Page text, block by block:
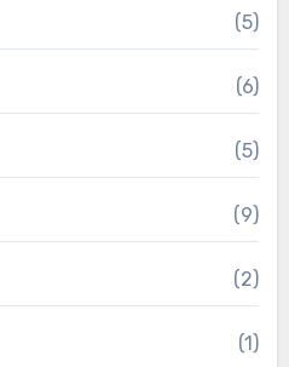
(5)
(6)
(5)
(9)
(2)
(1)